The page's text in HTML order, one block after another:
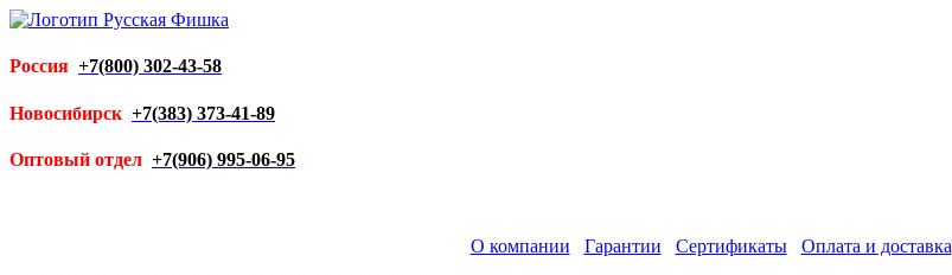
Россия +7(800) 302-43-58
Новосибирск +7(383) 373-41-89
Оптовый отдел +7(906) 995-06-95
О компании Гарантии Сертификаты Оплата и доставка